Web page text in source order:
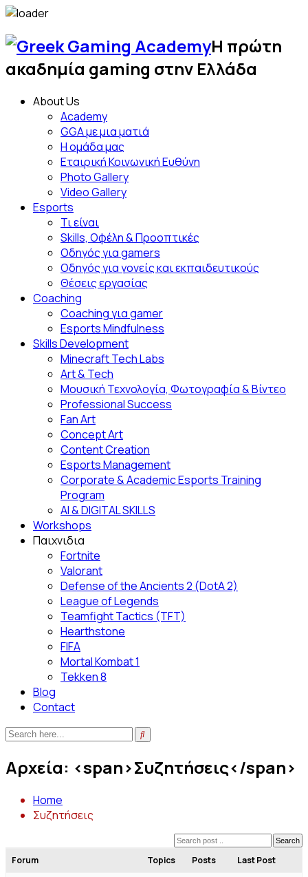
Skip
content
Η πρώτη
ακαδημία gaming στην Ελλάδα
About Us
Academy
GGA με μια ματιά
Η ομάδα μας
Εταιρική Κοινωνική Ευθύνη
Photo Gallery
Video Gallery
Esports
Τι είναι
Skills, Οφέλη & Προοπτικές
Οδηγός για gamers
Οδηγός για γονείς και εκπαιδευτικούς
Θέσεις εργασίας
Coaching
Coaching για gamer
Esports Mindfulness
Skills Development
Minecraft Tech Labs
Art & Tech
Μουσική Τεχνολογία, Φωτογραφία & Βίντεο
Professional Success
Fan Αrt
Concept Art
Content Creation
Esports Management
Corporate & Academic Esports Training
Program
AI & DIGITAL SKILLS
Workshops
Παιχνιδια
Fortnite
Valorant
Defense of the Ancients 2 (DotA 2)
League of Legends
Teamfight Tactics (TFT)
Hearthstone
FIFA
Mortal Kombat 1
Tekken 8
Blog
Contact
Αρχεία: <span>Συζητήσεις</span>
Home
Συζητήσεις
Search
Forum Topics Posts Last Post